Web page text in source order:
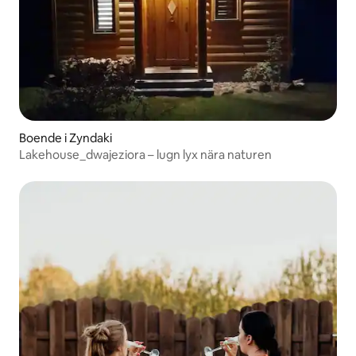
Boende i Zyndaki
Lakehouse_dwajeziora – lugn lyx nära naturen